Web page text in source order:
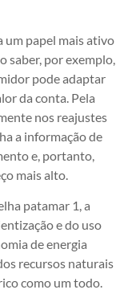
um papel mais ativo
saber, por exemplo,
pode adaptar
da conta. Pela
nos reajustes
a informação de
e, portanto,
mais alto.
patamar 1, a
e do uso
de energia
recursos naturais
como um todo.